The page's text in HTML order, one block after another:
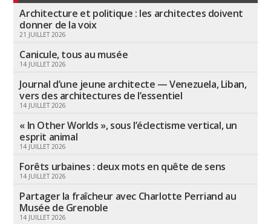
Architecture et politique : les architectes doivent
donner de la voix
21 JUILLET 2026
Canicule, tous au musée
14 JUILLET 2026
Journal d’une jeune architecte — Venezuela, Liban,
vers des architectures de l’essentiel
14 JUILLET 2026
« In Other Worlds », sous l’éclectisme vertical, un
esprit animal
14 JUILLET 2026
Forêts urbaines : deux mots en quête de sens
14 JUILLET 2026
Partager la fraîcheur avec Charlotte Perriand au
Musée de Grenoble
14 JUILLET 2026